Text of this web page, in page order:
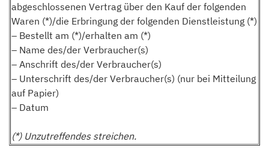
abgeschlossenen Vertrag über den Kauf der folgenden
Waren (*)/die Erbringung der folgenden Dienstleistung (*)
– Bestellt am (*)/erhalten am (*)
– Name des/der Verbraucher(s)
– Anschrift des/der Verbraucher(s)
– Unterschrift des/der Verbraucher(s) (nur bei Mitteilung
auf Papier)
– Datum
(*) Unzutreffendes streichen.